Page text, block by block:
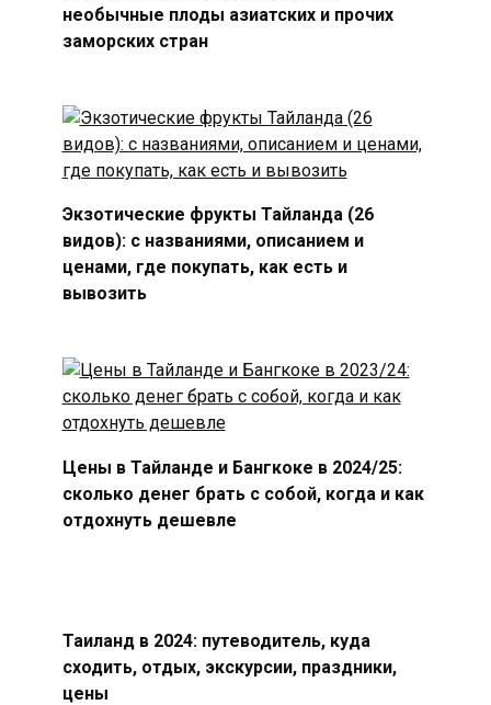
необычные плоды азиатских и прочих
заморских стран
Экзотические фрукты Тайланда (26
видов): с названиями, описанием и
ценами, где покупать, как есть и
вывозить
Цены в Тайланде и Бангкоке в 2024/25:
сколько денег брать с собой, когда и как
отдохнуть дешевле
Таиланд в 2024: путеводитель, куда
сходить, отдых, экскурсии, праздники,
цены